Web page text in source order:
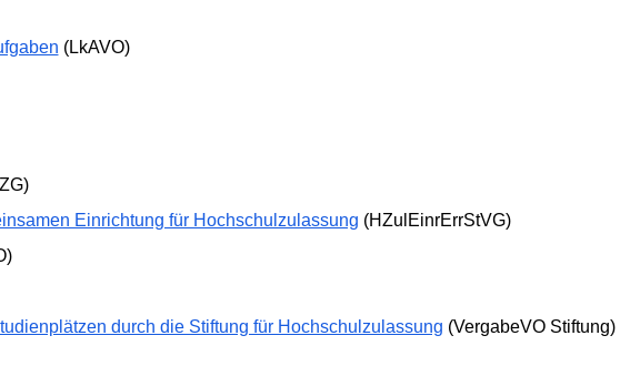
(LkAVO)
Einrichtung für Hochschulzulassung (HZulEinrErrStVG)
durch die Stiftung für Hochschulzulassung (VergabeVO Stiftung)